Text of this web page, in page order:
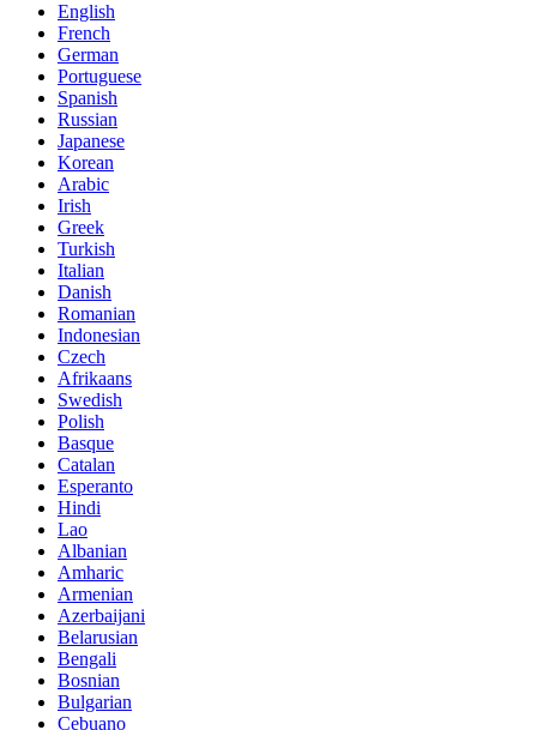
English
French
German
Portuguese
Spanish
Russian
Japanese
Korean
Arabic
Irish
Greek
Turkish
Italian
Danish
Romanian
Indonesian
Czech
Afrikaans
Swedish
Polish
Basque
Catalan
Esperanto
Hindi
Lao
Albanian
Amharic
Armenian
Azerbaijani
Belarusian
Bengali
Bosnian
Bulgarian
Cebuano